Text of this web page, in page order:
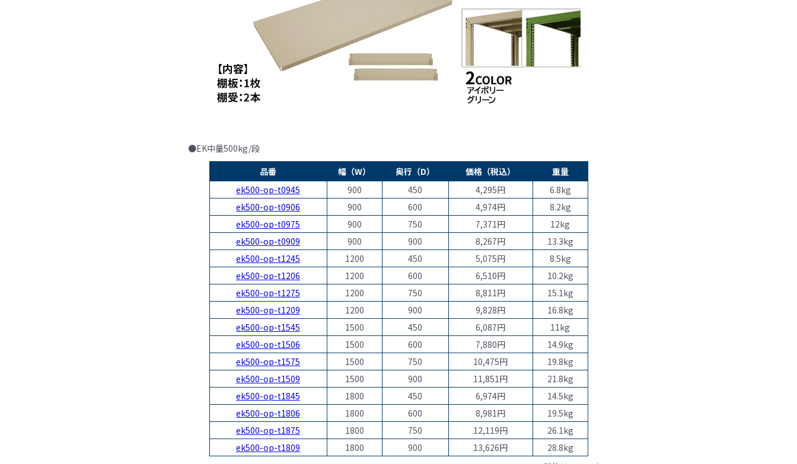
●EK中量500kg/段
品番
幅（W） 奥行（D） 価格（税込）
重量
ek500-op-t0945
900 450 4,295円
6.8kg
ek500-op-t0906
900 600 4,974円
8.2kg
ek500-op-t0975
900 750 7,371円
12kg
ek500-op-t0909
900 900 8,267円
13.3kg
ek500-op-t1245
1200 450 5,075円
8.5kg
ek500-op-t1206
1200 600 6,510円
10.2kg
ek500-op-t1275
1200 750 8,811円
15.1kg
ek500-op-t1209
1200 900 9,828円
16.8kg
ek500-op-t1545
1500 450 6,087円
11kg
ek500-op-t1506
1500 600 7,880円
14.9kg
ek500-op-t1575
1500 750 10,475円
19.8kg
ek500-op-t1509
1500 900 11,851円
21.8kg
ek500-op-t1845
1800 450 6,974円
14.5kg
ek500-op-t1806
1800 600 8,981円
19.5kg
ek500-op-t1875
1800 750 12,119円
26.1kg
ek500-op-t1809
1800 900 13,626円
28.8kg